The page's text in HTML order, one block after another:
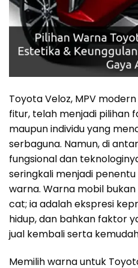
Toyota Veloz, MPV
fitur, telah menjadi pilihan
maupun individu yang
serbaguna. Namun, di
fungsional dan
seringkali menjadi
warna. Warna mobil
cat; ia adalah ekspresi
hidup, dan bahkan faktor
jual kembali serta
Memilih warna untuk